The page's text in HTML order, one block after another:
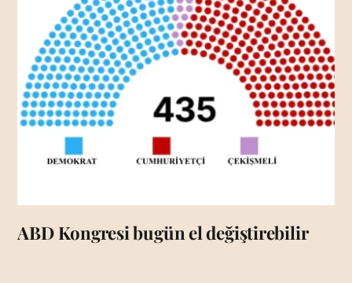
ABD Kongresi bugün el değiştirebilir